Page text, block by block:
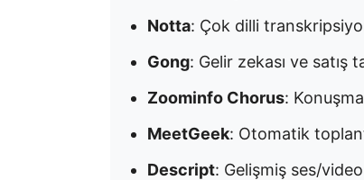
Notta: Çok dilli
Gong: Gelir zekası ve satış
Zoominfo Chorus:
MeetGeek: Otomatik
Descript: Gelişmiş ses/